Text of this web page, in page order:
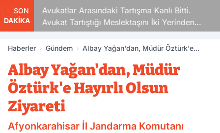
SON
DAKİKA
Avukatlar Arasındaki Tartışma Kanlı Bitti.
Avukat Tartıştığı Meslektaşını İki Yerinden
Vurdu
Haberler Gündem
Albay Yağan'dan, Müdür Öztürk'e
Albay Yağan'dan, Müdür
Öztürk'e Hayırlı Olsun
Ziyareti
Afyonkarahisar İl Jandarma Komutanı